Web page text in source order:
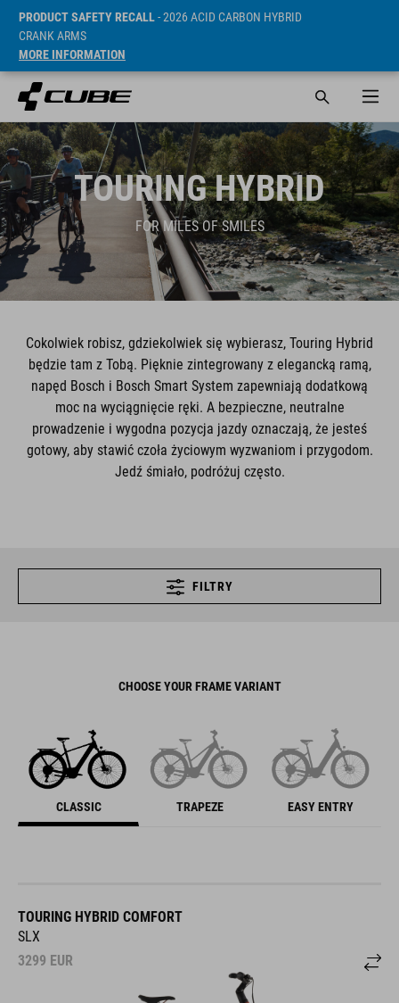
PRODUCT SAFETY RECALL- 2026 ACID CARBON HYBRID
CRANK ARMS
MORE INFORMATION
TOURING HYBRID
FOR MILES OF SMILES
Cokolwiek robisz, gdziekolwiek się wybierasz, Touring Hybrid
będzie tam z Tobą. Pięknie zintegrowany z elegancką ramą,
napęd Bosch i Bosch Smart System zapewniają dodatkową
moc na wyciągnięcie ręki. A bezpieczne, neutralne
prowadzenie i wygodna pozycja jazdy oznaczają, że jesteś
gotowy, aby stawić czoła życiowym wyzwaniom i przygodom.
Jedź śmiało, podróżuj często.
FILTRY
CHOOSE YOUR FRAME VARIANT
CLASSIC TRAPEZE EASY ENTRY
TOURING HYBRID COMFORT
SLX
3299 EUR